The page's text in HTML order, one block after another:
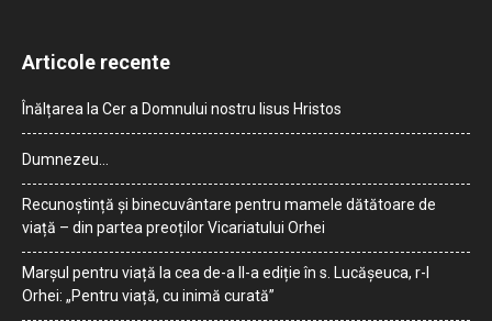
Articole recente
Înălțarea la Cer a Domnului nostru Iisus Hristos
Dumnezeu…
Recunoștință și binecuvântare pentru mamele dătătoare de
viață – din partea preoților Vicariatului Orhei
Marșul pentru viață la cea de-a II-a ediție în s. Lucășeuca, r-l
Orhei: „Pentru viață, cu inimă curată”